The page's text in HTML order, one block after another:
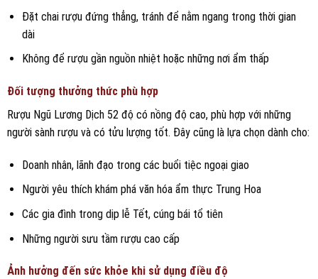
Đặt chai rượu đứng thẳng, tránh để nằm ngang trong thời gian
dài
Không để rượu gần nguồn nhiệt hoặc những nơi ẩm thấp
Đối tượng thưởng thức phù hợp
Rượu Ngũ Lương Dịch 52 độ có nồng độ cao, phù hợp với những
người sành rượu và có tửu lượng tốt. Đây cũng là lựa chọn dành cho:
Doanh nhân, lãnh đạo trong các buổi tiệc ngoại giao
Người yêu thích khám phá văn hóa ẩm thực Trung Hoa
Các gia đình trong dịp lễ Tết, cúng bái tổ tiên
Những người sưu tầm rượu cao cấp
Ảnh hưởng đến sức khỏe khi sử dụng điều độ